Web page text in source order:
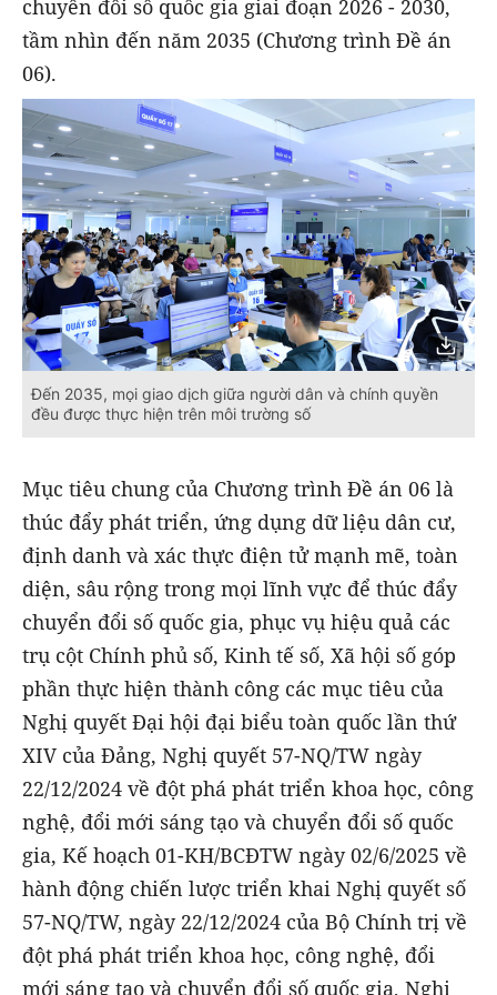
chuyển đổi số quốc gia giai đoạn 2026 - 2030,
tầm nhìn đến năm 2035 (Chương trình Đề án
06).
Đến 2035, mọi giao dịch giữa người dân và chính quyền
đều được thực hiện trên môi trường số
Mục tiêu chung của Chương trình Đề án 06 là
thúc đẩy phát triển, ứng dụng dữ liệu dân cư,
định danh và xác thực điện tử mạnh mẽ, toàn
diện, sâu rộng trong mọi lĩnh vực để thúc đẩy
chuyển đổi số quốc gia, phục vụ hiệu quả các
trụ cột Chính phủ số, Kinh tế số, Xã hội số góp
phần thực hiện thành công các mục tiêu của
Nghị quyết Đại hội đại biểu toàn quốc lần thứ
XIV của Đảng, Nghị quyết 57-NQ/TW ngày
22/12/2024 về đột phá phát triển khoa học, công
nghệ, đổi mới sáng tạo và chuyển đổi số quốc
gia, Kế hoạch 01-KH/BCĐTW ngày 02/6/2025 về
hành động chiến lược triển khai Nghị quyết số
57-NQ/TW, ngày 22/12/2024 của Bộ Chính trị về
đột phá phát triển khoa học, công nghệ, đổi
mới sáng tạo và chuyển đổi số quốc gia, Nghị